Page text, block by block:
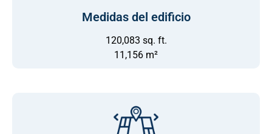
Medidas del edificio
120,083 sq. ft.
11,156 m²